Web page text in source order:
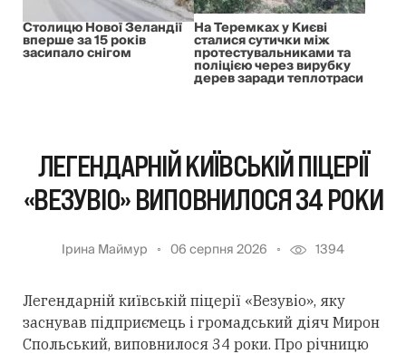
Столицю Нової Зеландії
вперше за 15 років
засипало снігом
На Теремках у Києві
сталися сутички між
протестувальниками та
поліцією через вирубку
дерев заради теплотраси
ЛЕГЕНДАРНІЙ КИЇВСЬКІЙ ПІЦЕРІЇ
«ВЕЗУВІО» ВИПОВНИЛОСЯ 34 РОКИ
Ірина Маймур 06 серпня 2026 1394
Легендарній київській піцерії «Везувіо», яку
заснував підприємець і громадський діяч Мирон
Спольський, виповнилося 34 роки. Про річницю